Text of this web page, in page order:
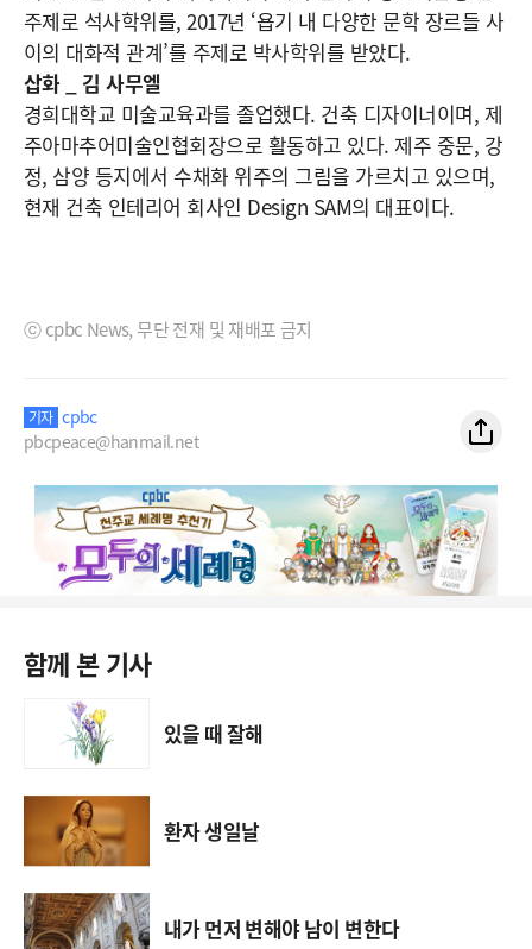
주제로 석사학위를, 2017년 ‘욥기 내 다양한 문학 장르들 사
이의 대화적 관계’를 주제로 박사학위를 받았다.
삽화 _ 김 사무엘
경희대학교 미술교육과를 졸업했다. 건축 디자이너이며, 제
주아마추어미술인협회장으로 활동하고 있다. 제주 중문, 강
정, 삼양 등지에서 수채화 위주의 그림을 가르치고 있으며,
현재 건축 인테리어 회사인 Design SAM의 대표이다.
ⓒ cpbc News, 무단 전재 및 재배포 금지
기자 cpbc
pbcpeace@hanmail.net
함께 본 기사
있을 때 잘해
환자 생일날
내가 먼저 변해야 남이 변한다